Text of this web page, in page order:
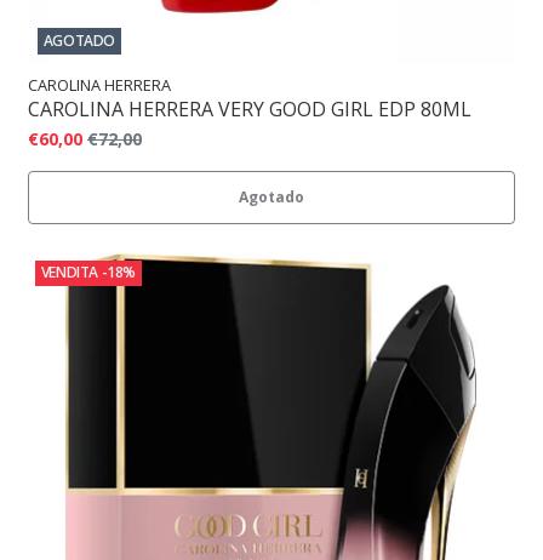
AGOTADO
CAROLINA HERRERA
CAROLINA HERRERA VERY GOOD GIRL EDP 80ML
€60,00 €72,00
Agotado
VENDITA -18%